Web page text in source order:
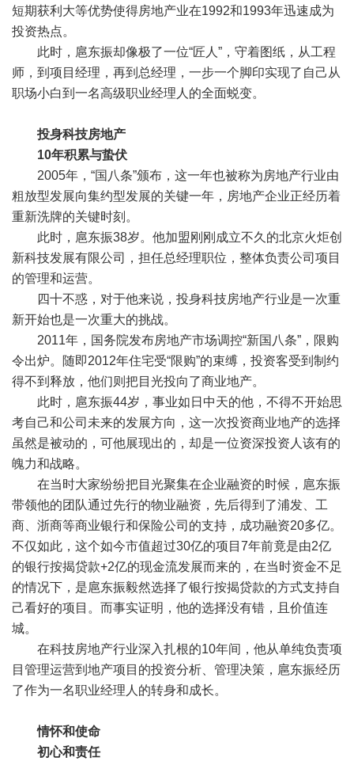
短期获利大等优势使得房地产业在1992和1993年迅速成为
投资热点。
此时，扈东振却像极了一位“匠人”，守着图纸，从工程
师，到项目经理，再到总经理，一步一个脚印实现了自己从
职场小白到一名高级职业经理人的全面蜕变。
投身科技房地产
10年积累与蛰伏
2005年，“国八条”颁布，这一年也被称为房地产行业由
粗放型发展向集约型发展的关键一年，房地产企业正经历着
重新洗牌的关键时刻。
此时，扈东振38岁。他加盟刚刚成立不久的北京火炬创
新科技发展有限公司，担任总经理职位，整体负责公司项目
的管理和运营。
四十不惑，对于他来说，投身科技房地产行业是一次重
新开始也是一次重大的挑战。
2011年，国务院发布房地产市场调控“新国八条”，限购
令出炉。随即2012年住宅受“限购”的束缚，投资客受到制约
得不到释放，他们则把目光投向了商业地产。
此时，扈东振44岁，事业如日中天的他，不得不开始思
考自己和公司未来的发展方向，这一次投资商业地产的选择
虽然是被动的，可他展现出的，却是一位资深投资人该有的
魄力和战略。
在当时大家纷纷把目光聚集在企业融资的时候，扈东振
带领他的团队通过先行的物业融资，先后得到了浦发、工
商、浙商等商业银行和保险公司的支持，成功融资20多亿。
不仅如此，这个如今市值超过30亿的项目7年前竟是由2亿
的银行按揭贷款+2亿的现金流发展而来的，在当时资金不足
的情况下，是扈东振毅然选择了银行按揭贷款的方式支持自
己看好的项目。而事实证明，他的选择没有错，且价值连
城。
在科技房地产行业深入扎根的10年间，他从单纯负责项
目管理运营到地产项目的投资分析、管理决策，扈东振经历
了作为一名职业经理人的转身和成长。
情怀和使命
初心和责任